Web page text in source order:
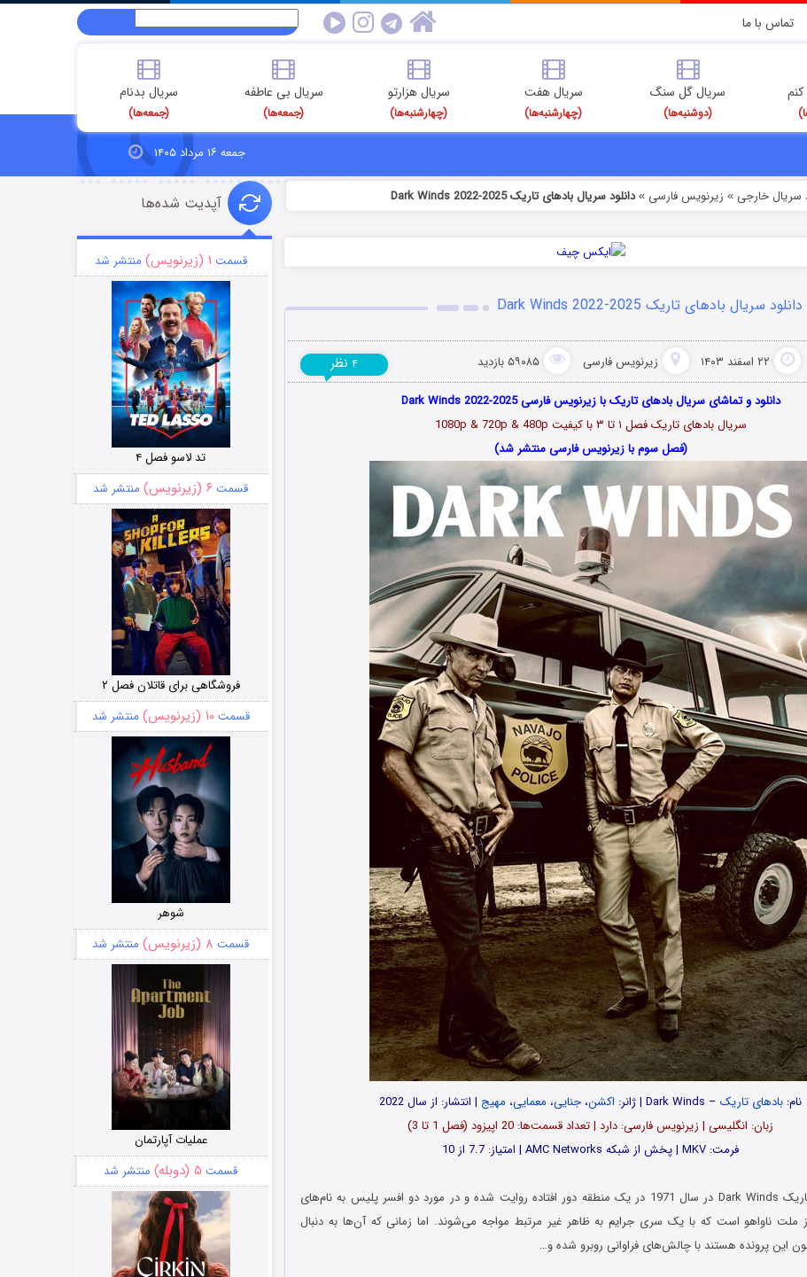
تماس با ما
سریال گل سنگ
(دوشنبه‌ها)
سریال هفت
(چهارشنبه‌ها)
سریال هزارتو
(چهارشنبه‌ها)
سریال بی عاطفه
(جمعه‌ها)
سریال بدنام
(جمعه‌ها)
جمعه ۱۶ مرداد ۱۴۰۵
سریال خارجی » زیرنویس فارسی »دانلود سریال بادهای تاریک Dark Winds 2022-2025
دانلود سریال بادهای تاریک Dark Winds 2022-2025
۲۲ اسفند ۱۴۰۳ زیرنویس فارسی ۵۹۰۸۵ بازدید ۴ نظر
دانلود و تماشای سریال بادهای تاریک با زیرنویس فارسی Dark Winds 2022-2025
سریالبادهای تاریک فصل ۱ تا ۳با کیفیت 1080p & 720p & 480p
(فصل سوم با زیرنویس فارسی منتشر شد)
نام: بادهای تاریک– Dark Winds | ژانر: اکشن، جنایی، معمایی، مهیج | انتشار: از سال 2022
زبان: انگلیسی | زیرنویس فارسی: دارد | تعداد قسمت‌‌ها: 20 اپیزود (فصل 1 تا 3)
فرمت: MKV | پخش از شبکه AMC Networks | امتیاز: 7.7 از 10
سریال بادهای تاریک Dark Winds در سال 1971 در یک منطقه دور افتاده روایت شده و در مورد دو افسر پلیس به نام‌های
ملت ناواهو است که با یک سری جرایم به ظاهر غیر مرتبط مواجه می‌شوند. اما زمانی که آن‌ها به دنبال
این پرونده هستند با چالش‌های فراوانی روبرو شده و…
آپدیت شده‌ها
قسمت ۱ (زیرنویس) منتشر شد
تد لاسو فصل ۴
قسمت ۶ (زیرنویس) منتشر شد
فروشگاهی برای قاتلان فصل ۲
قسمت۱۰ (زیرنویس) منتشر شد
شوهر
قسمت ۸ (زیرنویس) منتشر شد
عملیات آپارتمان
قسمت ۵ (دوبله) منتشر شد